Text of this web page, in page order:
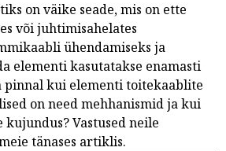
on väike seade, mis on ette
või juhtimisahelates
ühendamiseks ja
elementi kasutatakse enamasti
pinnal kui elementi toitekaablite
on need mehhanismid ja kui
Vastused neile
tänases artiklis.